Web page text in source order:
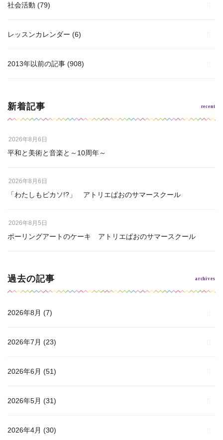
社会活動 (79)
レッスンカレンダー (6)
2013年以前の記事 (908)
新着記事
平和と美術と音楽と～10周年～
2026年8月6日
「わたしもピカソ!?」 アトリエぱおのサマースクール
2026年8月6日
ポーリングアートのケーキ アトリエぱおのサマースクール
2026年8月5日
過去の記事
2026年8月 (7)
2026年7月 (23)
2026年6月 (51)
2026年5月 (31)
2026年4月 (30)